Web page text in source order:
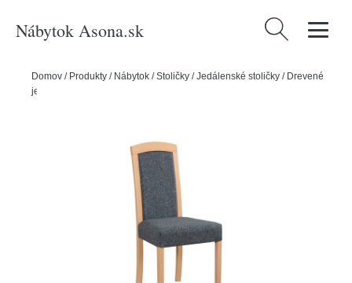
Nábytok Asona.sk Hľadať:
Domov / Produkty / Nábytok /Stoličky /Jedálenské stoličky / Drevené
jedálenské stoličky